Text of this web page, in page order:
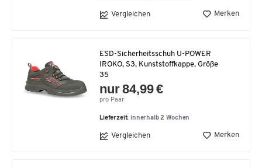
Vergleichen Merken
ESD-Sicherheitsschuh U-POWER
IROKO, S3, Kunststoffkappe, Größe
35
nur 84,99 €
pro Paar
Lieferzeit: innerhalb 2 Wochen
Vergleichen Merken